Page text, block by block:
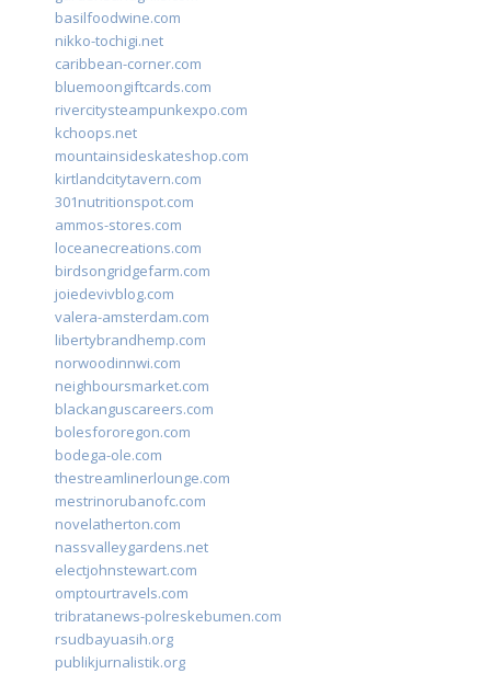
basilfoodwine.com
nikko-tochigi.net
caribbean-corner.com
bluemoongiftcards.com
rivercitysteampunkexpo.com
kchoops.net
mountainsideskateshop.com
kirtlandcitytavern.com
301nutritionspot.com
ammos-stores.com
loceanecreations.com
birdsongridgefarm.com
joiedevivblog.com
valera-amsterdam.com
libertybrandhemp.com
norwoodinnwi.com
neighboursmarket.com
blackanguscareers.com
bolesfororegon.com
bodega-ole.com
thestreamlinerlounge.com
mestrinorubanofc.com
novelatherton.com
nassvalleygardens.net
electjohnstewart.com
omptourtravels.com
tribratanews-polreskebumen.com
rsudbayuasih.org
publikjurnalistik.org